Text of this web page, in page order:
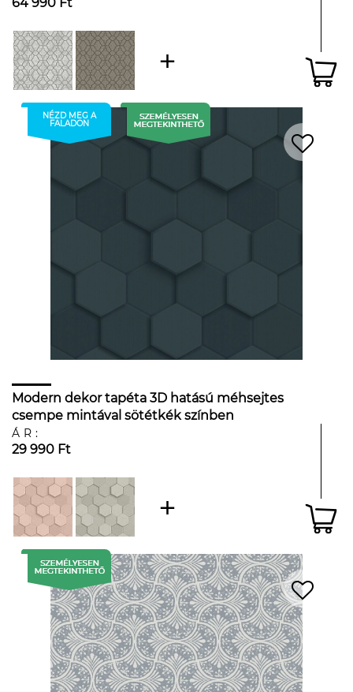
NÉZD MEG A
FALADON
Modern dekor tapéta 3D hatású méhsejtes
csempe mintával sötétkék színben
ÁR:
29 990 Ft